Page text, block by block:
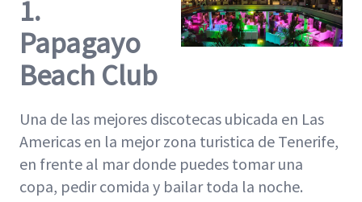
1.
Papagayo
Beach Club
Una de las mejores discotecas ubicada en Las
Americas en la mejor zona turistica de Tenerife,
en frente al mar donde puedes tomar una
copa, pedir comida y bailar toda la noche.